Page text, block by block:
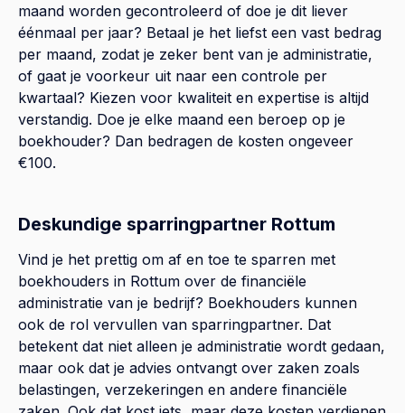
maand worden gecontroleerd of doe je dit liever
éénmaal per jaar? Betaal je het liefst een vast bedrag
per maand, zodat je zeker bent van je administratie,
of gaat je voorkeur uit naar een controle per
kwartaal? Kiezen voor kwaliteit en expertise is altijd
verstandig. Doe je elke maand een beroep op je
boekhouder? Dan bedragen de kosten ongeveer
€100.
Deskundige sparringpartner Rottum
Vind je het prettig om af en toe te sparren met
boekhouders in Rottum over de financiële
administratie van je bedrijf? Boekhouders kunnen
ook de rol vervullen van sparringpartner. Dat
betekent dat niet alleen je administratie wordt gedaan,
maar ook dat je advies ontvangt over zaken zoals
belastingen, verzekeringen en andere financiële